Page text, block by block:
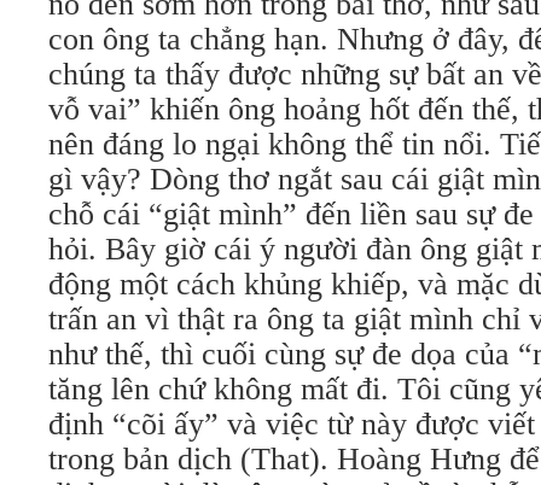
con ông ta chẳng hạn. Nhưng ở đây,
chúng ta thấy được những sự bất an
vỗ vai” khiến ông hoảng hốt đến thế,
nên đáng lo ngại không thể tin nổi.
gì vậy? Dòng thơ ngắt sau cái giật
chỗ cái “giật mình” đến liền sau sự
hỏi. Bây giờ cái ý người đàn ông giật
động một cách khủng khiếp, và mặc
trấn an vì thật ra ông ta giật mình chỉ
như thế, thì cuối cùng sự đe dọa của
tăng lên chứ không mất đi. Tôi cũng
định “cõi ấy” và việc từ này được
trong bản dịch (That). Hoàng Hưng